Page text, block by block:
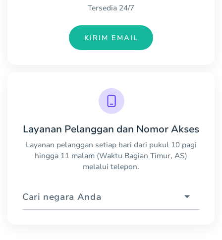
Tersedia 24/7
KIRIM EMAIL
Layanan Pelanggan dan Nomor Akses
Layanan pelanggan setiap hari dari pukul 10 pagi
hingga 11 malam (Waktu Bagian Timur, AS)
melalui telepon.
Cari negara Anda